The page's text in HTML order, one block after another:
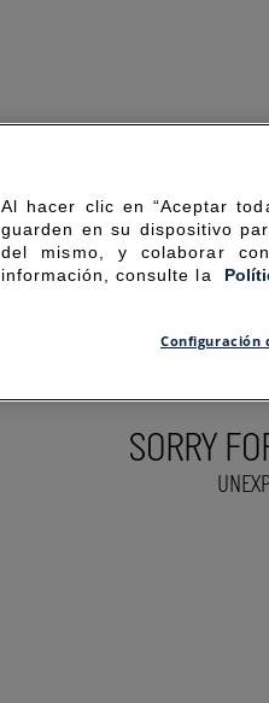
SORRY
Al hacer clic en “Aceptar
guarden en su dispositivo
del mismo, y colaborar
información, consulte la
Configuración